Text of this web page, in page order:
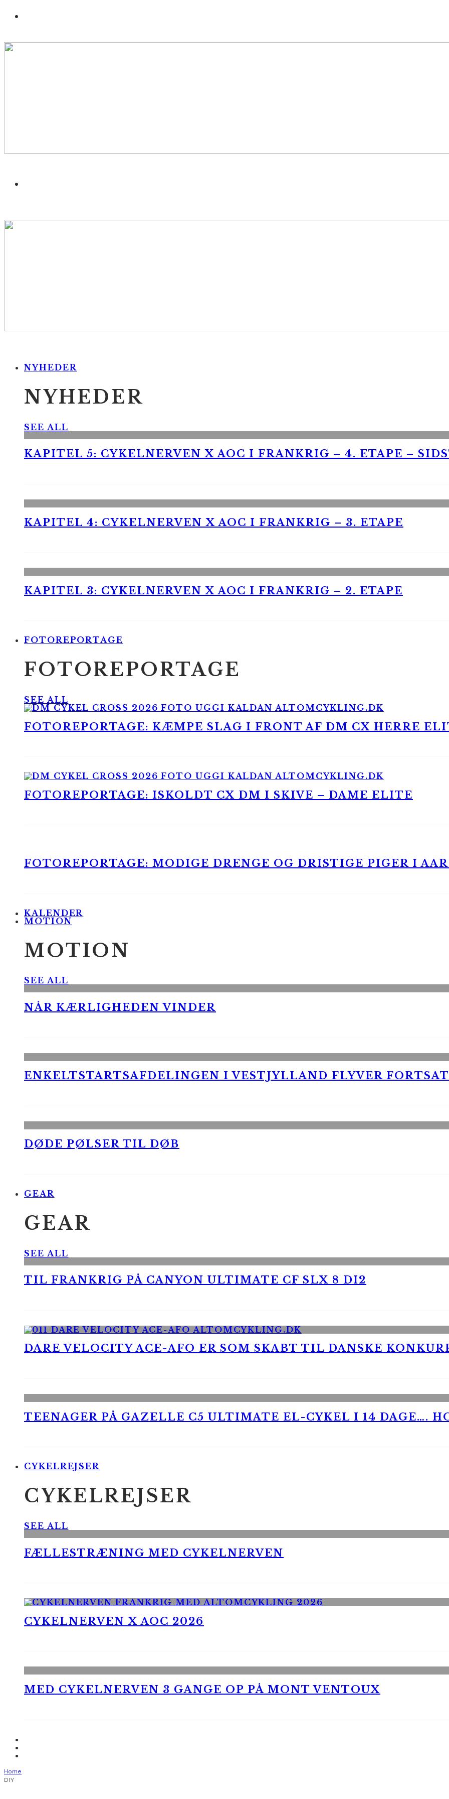
NYHEDER
NYHEDER
SEE ALL
KAPITEL 5: CYKELNERVEN X AOC I FRANKRIG – 4. ETAPE –
KAPITEL 4: CYKELNERVEN X AOC I FRANKRIG – 3. ETAPE
KAPITEL 3: CYKELNERVEN X AOC I FRANKRIG – 2. ETAPE
FOTOREPORTAGE
FOTOREPORTAGE
SEE ALL
FOTOREPORTAGE: KÆMPE SLAG I FRONT AF DM CX HERRE
FOTOREPORTAGE: ISKOLDT CX DM I SKIVE – DAME ELITE
FOTOREPORTAGE: MODIGE DRENGE OG DRISTIGE PIGER I
KALENDER
MOTION
MOTION
SEE ALL
NÅR KÆRLIGHEDEN VINDER
ENKELTSTARTSAFDELINGEN I VESTJYLLAND FLYVER
DØDE PØLSER TIL DØB
GEAR
GEAR
SEE ALL
TIL FRANKRIG PÅ CANYON ULTIMATE CF SLX 8 DI2
DARE VELOCITY ACE-AFO ER SOM SKABT TIL DANSKE
TEENAGER PÅ GAZELLE C5 ULTIMATE EL-CYKEL I 14 DAGE….
CYKELREJSER
CYKELREJSER
SEE ALL
FÆLLESTRÆNING MED CYKELNERVEN
CYKELNERVEN X AOC 2026
MED CYKELNERVEN 3 GANGE OP PÅ MONT VENTOUX
Home
DIY